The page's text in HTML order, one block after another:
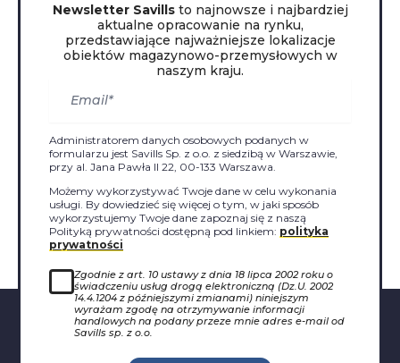
Newsletter Savillsto najnowsze i najbardziej
aktualne opracowanie na rynku,
przedstawiające najważniejsze lokalizacje
obiektów magazynowo-przemysłowych w
naszym kraju.
Administratorem danych osobowych podanych w
formularzu jest Savills Sp. z o.o. z siedzibą w Warszawie,
przy al. Jana Pawła II 22, 00-133 Warszawa.
Możemy wykorzystywać Twoje dane w celu wykonania
usługi. By dowiedzieć się więcej o tym, w jaki sposób
wykorzystujemy Twoje dane zapoznaj się z naszą
Polityką prywatności dostępną pod linkiem: polityka
prywatności
Zgodnie z art. 10 ustawy z dnia 18 lipca 2002 roku o
świadczeniu usług drogą elektroniczną (Dz.U. 2002
14.4.1204 z późniejszymi zmianami) niniejszym
wyrażam zgodę na otrzymywanie informacji
handlowych na podany przeze mnie adres e-mail od
Savills sp. z o.o.